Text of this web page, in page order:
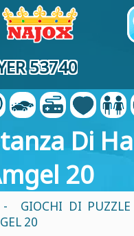
53740
Di
20
-
GIOCHI DI PUZZLE
20